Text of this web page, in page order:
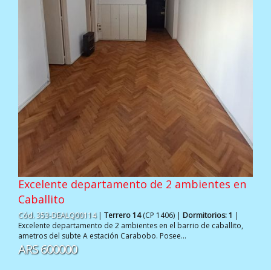
Excelente departamento de 2 ambientes en
Caballito
Cód. 353-DEALQ00114| Terrero 14(CP 1406) | Dormitorios: 1 |
Excelente departamento de 2 ambientes en el barrio de caballito,
ametros del subte A estación Carabobo. Posee...
ARS 600000